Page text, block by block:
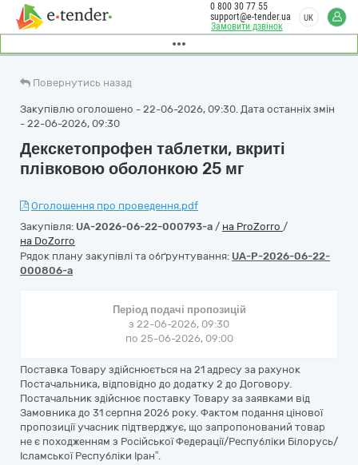
Замовити дзвінок
0 800 30 77 55
support@e-tender.ua
UK
Повернутись назад
Закупівлю оголошено - 22-06-2026, 09:30. Дата останніх змін
- 22-06-2026, 09:30
Декскетопрофен таблетки, вкриті
плівковою оболонкою 25 мг
Оголошення про проведення.pdf
Закупівля: UA-2026-06-22-000793-a / на ProZorro /
на DoZorro
Рядок плану закупівлі та обґрунтування: UA-P-2026-06-22-
000806-a
Період подачі пропозицій
з 22-06-2026, 09:30
по 25-06-2026, 09:00
Поставка Товару здійснюється на 21 адресу за рахунок
Постачальника, відповідно до додатку 2 до Договору.
Постачальник здійснює поставку Товару за заявками від
Замовника до 31 серпня 2026 року. Фактом подання цінової
пропозиції учасник підтверджує, що запропонований товар
не є походженням з Російської Федерації/Республіки Білорусь/
Ісламської Республіки Іран”.